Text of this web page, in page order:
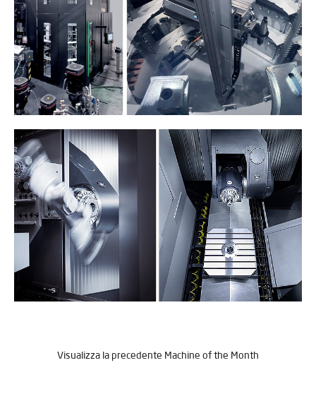
Visualizza la precedente Machine of the Month
NEWSLETTER
Ho letto e accetto il Aviso legal y laPolítica de privacidad*
Accetto di ricevere newsletter da IBARMIA.
Iscriviti alla nostra newsletter per
ricevere più contenuti come questo.